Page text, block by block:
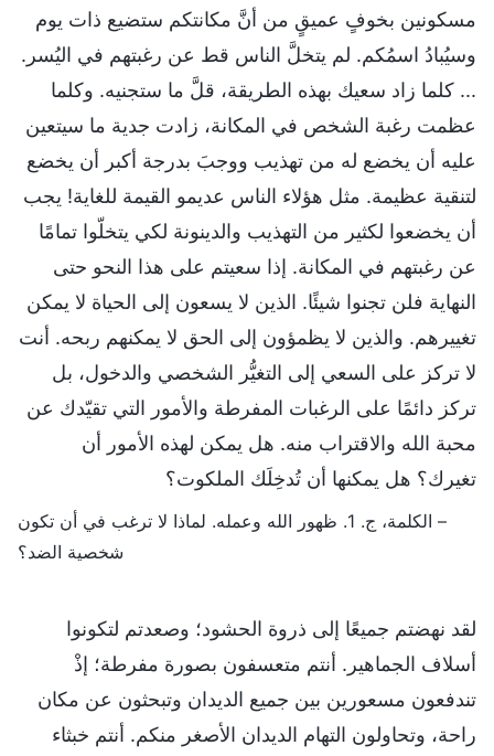
مسكونين بخوفٍ عميقٍ من أنَّ مكانتكم ستضيع ذات يوم
وسيُبادُ اسمُكم. لم يتخلَّ الناس قط عن رغبتهم في اليُسر.
... كلما زاد سعيك بهذه الطريقة، قلَّ ما ستجنيه. وكلما
عظمت رغبة الشخص في المكانة، زادت جدية ما سيتعين
عليه أن يخضع له من تهذيب ووجبَ بدرجة أكبر أن يخضع
لتنقية عظيمة. مثل هؤلاء الناس عديمو القيمة للغاية! يجب
أن يخضعوا لكثير من التهذيب والدينونة لكي يتخلّوا تمامًا
عن رغبتهم في المكانة. إذا سعيتم على هذا النحو حتى
النهاية فلن تجنوا شيئًا. الذين لا يسعون إلى الحياة لا يمكن
تغييرهم. والذين لا يظمؤون إلى الحق لا يمكنهم ربحه. أنت
لا تركز على السعي إلى التغيُّر الشخصي والدخول، بل
تركز دائمًا على الرغبات المفرطة والأمور التي تقيّدك عن
محبة الله والاقتراب منه. هل يمكن لهذه الأمور أن
تغيرك؟ هل يمكنها أن تُدخِلَك الملكوت؟
– الكلمة، ج. 1. ظهور الله وعمله. لماذا لا ترغب في أن تكون
شخصية الضد؟
لقد نهضتم جميعًا إلى ذروة الحشود؛ وصعدتم لتكونوا
أسلاف الجماهير. أنتم متعسفون بصورة مفرطة؛ إذْ
تندفعون مسعورين بين جميع الديدان وتبحثون عن مكان
راحة، وتحاولون التهام الديدان الأصغر منكم. أنتم خبثاء